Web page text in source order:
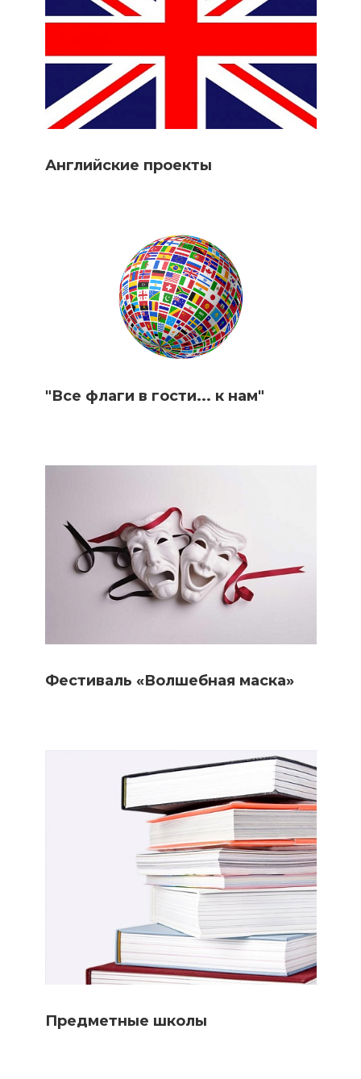
Английские проекты
"Все флаги в гости... к нам"
Фестиваль «Волшебная маска»
Предметные школы